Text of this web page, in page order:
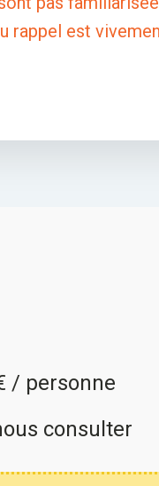
rappel est
/ personne
consulter